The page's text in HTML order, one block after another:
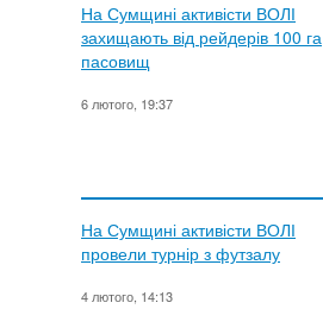
На Сумщині активісти ВОЛІ
захищають від рейдерів 100 га
пасовищ
6 лютого, 19:37
На Сумщині активісти ВОЛІ
провели турнір з футзалу
4 лютого, 14:13